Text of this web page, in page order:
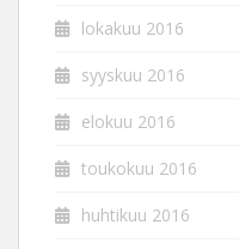
lokakuu 2016
syyskuu 2016
elokuu 2016
toukokuu 2016
huhtikuu 2016